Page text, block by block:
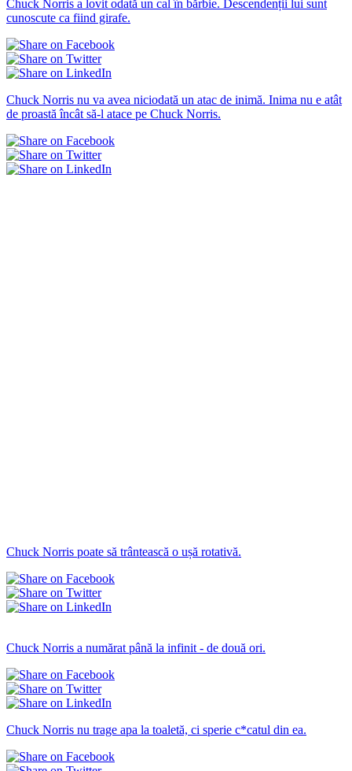
Chuck Norris a lovit odată un cal în bărbie. Descendenții lui sunt
cunoscute ca fiind girafe.
Chuck Norris nu va avea niciodată un atac de inimă. Inima nu e atât
de proastă încât să-l atace pe Chuck Norris.
Chuck Norris poate să trântească o ușă rotativă.
Chuck Norris a numărat până la infinit - de două ori.
Chuck Norris nu trage apa la toaletă, ci sperie c*catul din ea.